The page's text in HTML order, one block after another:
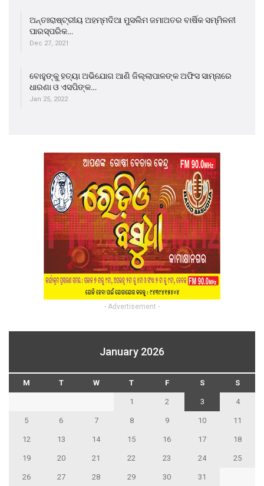
ଅନ୍ତଃରାଷ୍ଟ୍ରୀୟ ଅହମ୍ମଦିଆ ମୁସଲିମ ଜମାଅତର ବାର୍ଷିକ ସମ୍ମିଳନୀ
ପାରସ୍ପରିକ…
Dec 27, 2021
ବୋହୁଙ୍କୁ ହତ୍ୟା ଅଭିଯୋଗ ଆଣି ଜିଲ୍ଲାପାଳଙ୍କ ଅଫିସ ସାମ୍ନାରେ
ଧାରଣା ଓ ଏସପିଙ୍କ…
Jan 25, 2022
- Advertisement -
January 2026
M T W T F S S
1 2 3 4
5 6 7 8 9 10 11
12 13 14 15 16 17 18
19 20 21 22 23 24 25
26 27 28 29 30
31